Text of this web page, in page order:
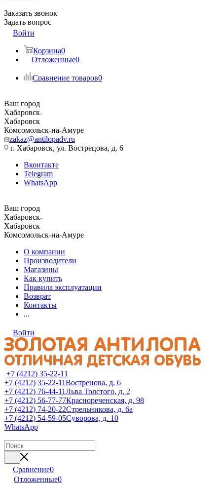
Заказать звонок
Задать вопрос
Войти
Корзина0
Отложенные0
Сравнение товаров0
Ваш город
Хабаровск
Хабаровск
Комсомольск-на-Амуре
zakaz@antilopadv.ru
г. Хабаровск, ул. Вострецова, д. 6
Вконтакте
Telegram
WhatsApp
Ваш город
Хабаровск
Хабаровск
Комсомольск-на-Амуре
О компании
Производители
Магазины
Как купить
Правила эксплуатации
Возврат
Контакты
...
Войти
+7 (4212) 35-22-11
+7 (4212) 35-22-11Вострецова, д. 6
+7 (4212) 76-44-11Льва Толстого, д. 2
+7 (4212) 56-77-77Краснореченская, д. 98
+7 (4212) 74-20-22Стрельникова, д. 6а
+7 (4212) 54-59-05Суворова, д. 10
WhatsApp
Сравнение0
Отложенные0